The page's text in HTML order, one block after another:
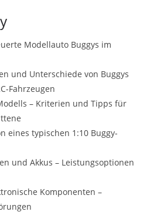
Modellauto Buggys im
und Unterschiede von Buggys
Fahrzeugen
– Kriterien und Tipps für
eines typischen 1:10 Buggy-
und Akkus – Leistungsoptionen
Komponenten –